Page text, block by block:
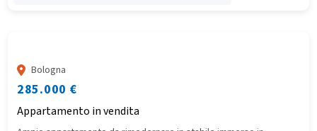
Bologna
285.000 €
Appartamento in vendita